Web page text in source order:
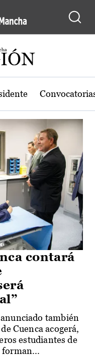
de Castilla-
contará
también
Cuenca acogerá,
estudiantes de
forman...